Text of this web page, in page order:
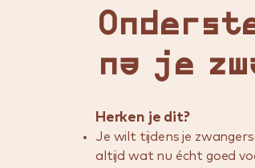
na je
Herken je dit?
Je wilt tijdens je
altijd wat nu écht goed